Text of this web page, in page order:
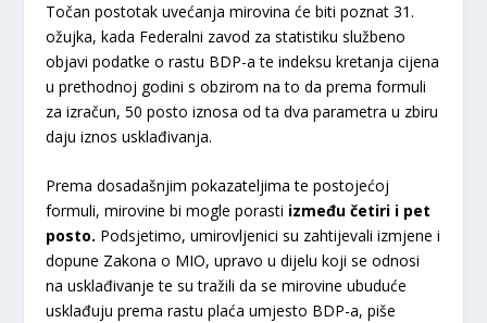
Točan postotak uvećanja mirovina će biti poznat 31.
ožujka, kada Federalni zavod za statistiku službeno
objavi podatke o rastu BDP-a te indeksu kretanja cijena
u prethodnoj godini s obzirom na to da prema formuli
za izračun, 50 posto iznosa od ta dva parametra u zbiru
daju iznos usklađivanja.
Prema dosadašnjim pokazateljima te postojećoj
formuli, mirovine bi mogle porasti između četiri i pet
posto. Podsjetimo, umirovljenici su zahtijevali izmjene i
dopune Zakona o MIO, upravo u dijelu koji se odnosi
na usklađivanje te su tražili da se mirovine ubuduće
usklađuju prema rastu plaća umjesto BDP-a, piše